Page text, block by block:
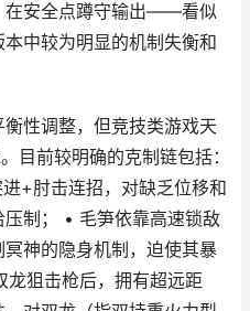
在安全点蹲守输出——看似
中较为明显的机制失衡和
性调整，但竞技类游戏天
目前较明确的克制链包括：
+肘击连招，对缺乏位移和
制； • 毛笋依靠高速锁敌
神的隐身机制，迫使其暴
龙狙击枪后，拥有超远距